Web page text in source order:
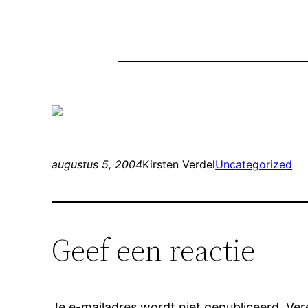
augustus 5, 2004Kirsten VerdelUncategorized
Geef een reactie